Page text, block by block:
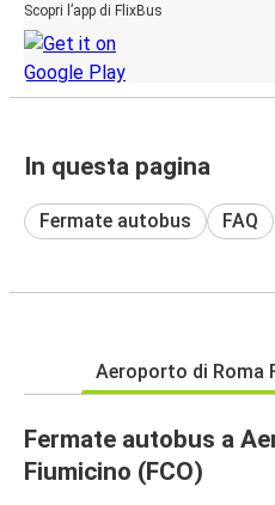
Scopri l’app di FlixBus
In questa pagina
Fermate autobus FAQ
Aeroporto di Roma
Fermate autobus a
Fiumicino (FCO)